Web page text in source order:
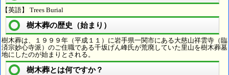
【英語】 Trees Burial
樹木葬の歴史（始まり）
樹木葬は、１９９９年（平成１１）に岩手県一関市にある大慈山祥雲寺（臨
済宗妙心寺派）のご住職である千坂げん峰氏が荒廃していた里山を樹木葬墓
地にしたのが始まりとされる。
樹木葬とは何ですか？